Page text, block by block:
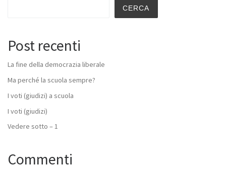
CERCA
Post recenti
La fine della democrazia liberale
Ma perché la scuola sempre?
I voti (giudizi) a scuola
I voti (giudizi)
Vedere sotto – 1
Commenti